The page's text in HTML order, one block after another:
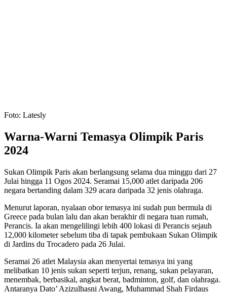
Foto: Latesly
Warna-Warni Temasya Olimpik Paris
2024
Sukan Olimpik Paris akan berlangsung selama dua minggu dari 27
Julai hingga 11 Ogos 2024. Seramai 15,000 atlet daripada 206
negara bertanding dalam 329 acara daripada 32 jenis olahraga.
Menurut laporan, nyalaan obor temasya ini sudah pun bermula di
Greece pada bulan lalu dan akan berakhir di negara tuan rumah,
Perancis. Ia akan mengelilingi lebih 400 lokasi di Perancis sejauh
12,000 kilometer sebelum tiba di tapak pembukaan Sukan Olimpik
di Jardins du Trocadero pada 26 Julai.
Seramai 26 atlet Malaysia akan menyertai temasya ini yang
melibatkan 10 jenis sukan seperti terjun, renang, sukan pelayaran,
menembak, berbasikal, angkat berat, badminton, golf, dan olahraga.
Antaranya Dato’ Azizulhasni Awang, Muhammad Shah Firdaus